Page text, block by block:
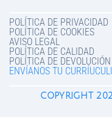
POLÍTICA DE PRIVACIDAD
POLÍTICA DE COOKIES
AVISO LEGAL
POLÍTICA DE CALIDAD
POLÍTICA DE DEVOLUCIÓN
ENVÍANOS TU
COPYRIGHT